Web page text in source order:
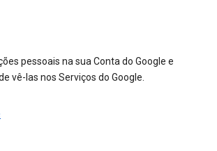
pessoais na sua Conta do Google e
vê-las nos Serviços do Google.